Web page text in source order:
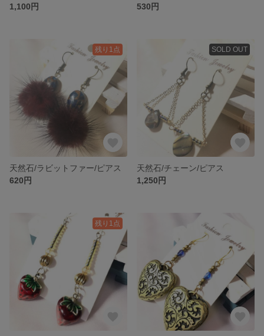
1,100円
530円
残り1点
天然石/ラビットファー/ピアス
620円
SOLD OUT
天然石/チェーン/ピアス
1,250円
残り1点